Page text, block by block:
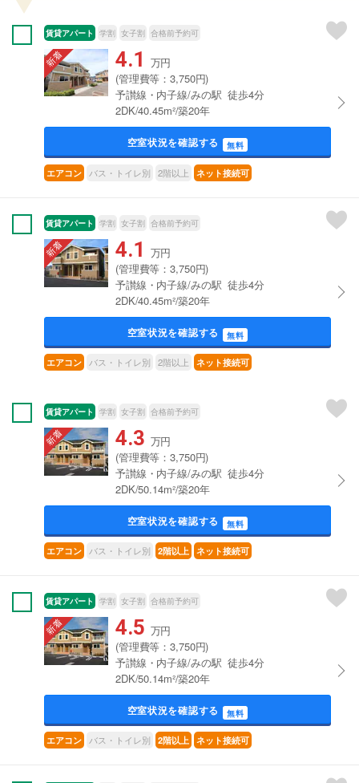
賃貸アパート 学割 女子割 合格前予約可
4.1 万円
(管理費等：3,750円)
予讃線・内子線/みの駅 徒歩4分
2DK/40.45m²/築20年
空室状況を確認する 無料
エアコン バス・トイレ別 2階以上 ネット接続可
賃貸アパート 学割 女子割 合格前予約可
4.1 万円
(管理費等：3,750円)
予讃線・内子線/みの駅 徒歩4分
2DK/40.45m²/築20年
空室状況を確認する 無料
エアコン バス・トイレ別 2階以上 ネット接続可
賃貸アパート 学割 女子割 合格前予約可
4.3 万円
(管理費等：3,750円)
予讃線・内子線/みの駅 徒歩4分
2DK/50.14m²/築20年
空室状況を確認する 無料
エアコン バス・トイレ別 2階以上 ネット接続可
賃貸アパート 学割 女子割 合格前予約可
4.5 万円
(管理費等：3,750円)
予讃線・内子線/みの駅 徒歩4分
2DK/50.14m²/築20年
空室状況を確認する 無料
エアコン バス・トイレ別 2階以上 ネット接続可